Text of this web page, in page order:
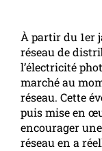
À partir du 1er
réseau de
l’électricité
marché au
réseau. Cette
puis mise en
encourager
réseau en a